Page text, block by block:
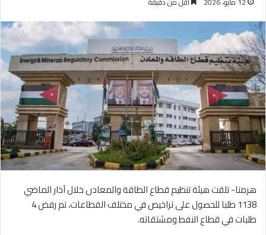
هرمنا- تلقت هيئة تنظيم قطاع الطاقة والمعادن خلال آذار الماضي
1138 طلبا للحصول على تراخيص في مختلف القطاعات، تم رفض 4
طلبات في قطاع النفط ومشتقاته.